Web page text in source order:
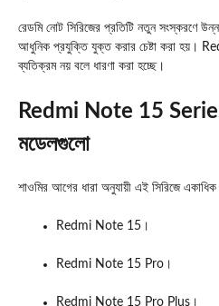
রেডমি নোট সিরিজের প্রতিটি নতুন সংস্করণে
আধুনিক প্রযুক্তি যুক্ত করার চেষ্টা করা হয়।
ব্যতিক্রম নয় বলে ধারণা করা হচ্ছে।
Redmi Note 15
মডেলগুলো
শাওমির আগের ধারা অনুযায়ী এই সিরিজে একাধিক
Redmi Note 15।
Redmi Note 15 Pro।
Redmi Note 15 Pro Plus।